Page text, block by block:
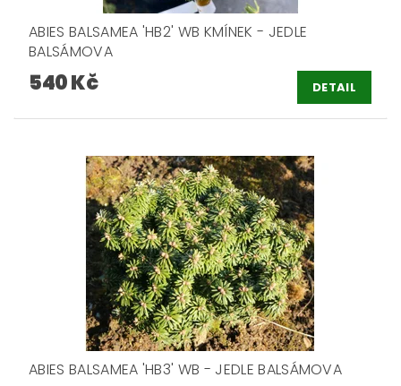
ABIES BALSAMEA 'HB2' WB KMÍNEK - JEDLE
BALSÁMOVA
540 Kč DETAIL
ABIES BALSAMEA 'HB3' WB - JEDLE BALSÁMOVA